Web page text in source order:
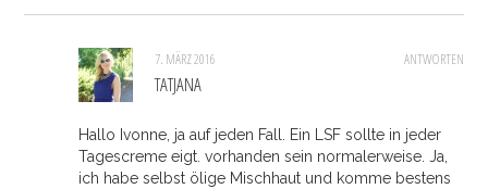
ANTWORTEN
7. MÄRZ 2016
TATJANA
Hallo Ivonne, ja auf jeden Fall. Ein LSF sollte in jeder
Tagescreme eigt. vorhanden sein normalerweise. Ja,
ich habe selbst ölige Mischhaut und komme bestens